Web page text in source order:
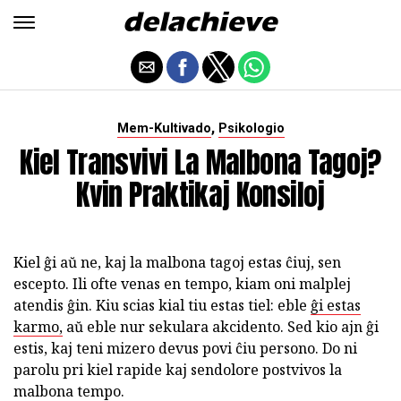
Mem-Kultivado, Psikologio
Kiel Transvivi La Malbona Tagoj?
Kvin Praktikaj Konsiloj
Kiel ĝi aŭ ne, kaj la malbona tagoj estas ĉiuj, sen
escepto. Ili ofte venas en tempo, kiam oni malplej
atendis ĝin. Kiu scias kial tiu estas tiel: eble ĝi estas
karmo, aŭ eble nur sekulara akcidento. Sed kio ajn ĝi
estis, kaj teni mizero devus povi ĉiu persono. Do ni
parolu pri kiel rapide kaj sendolore postvivos la
malbona tempo.